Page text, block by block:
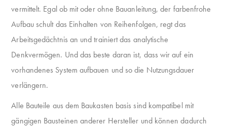
vermittelt. Egal ob mit oder ohne Bauanleitung, der farbenfrohe
Aufbau schult das Einhalten von Reihenfolgen, regt das
Arbeitsgedächtnis an und trainiert das analytische
Denkvermögen. Und das beste daran ist, dass wir auf ein
vorhandenes System aufbauen und so die Nutzungsdauer
verlängern.
Alle Bauteile aus dem Baukasten basis sind kompatibel mit
gängigen Bausteinen anderer Hersteller und können dadurch